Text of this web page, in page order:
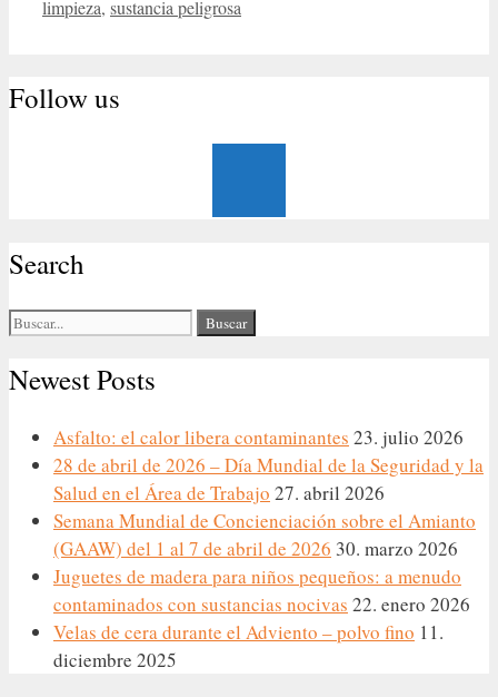
limpieza, sustancia peligrosa
Follow us
Search
Buscar:
Newest Posts
Asfalto: el calor libera contaminantes 23. julio 2026
28 de abril de 2026 – Día Mundial de la Seguridad y la
Salud en el Área de Trabajo 27. abril 2026
Semana Mundial de Concienciación sobre el Amianto
(GAAW) del 1 al 7 de abril de 2026 30. marzo 2026
Juguetes de madera para niños pequeños: a menudo
contaminados con sustancias nocivas 22. enero 2026
Velas de cera durante el Adviento – polvo fino 11.
diciembre 2025